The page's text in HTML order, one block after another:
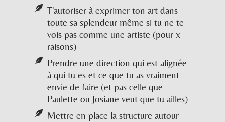
T'autoriser à exprimer ton art dans
toute sa splendeur même si tu ne te
vois pas comme une artiste (pour x
raisons)
Prendre une direction qui est alignée
à qui tu es et ce que tu as vraiment
envie de faire (et pas celle que
Paulette ou Josiane veut que tu ailles)
Mettre en place la structure autour